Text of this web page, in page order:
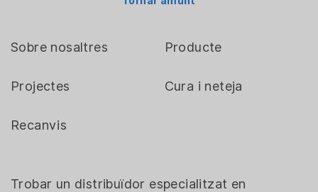
Sobre nosaltres Producte
Projectes Cura i neteja
Recanvis
Trobar un distribuïdor especialitzat en